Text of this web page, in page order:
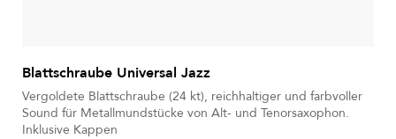
Blattschraube Universal Jazz
Vergoldete Blattschraube (24 kt), reichhaltiger und farbvoller
Sound für Metallmundstücke von Alt- und Tenorsaxophon.
Inklusive Kappen